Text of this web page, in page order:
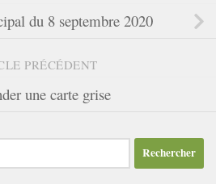
du 8 septembre 2020
PRÉCÉDENT
une carte grise